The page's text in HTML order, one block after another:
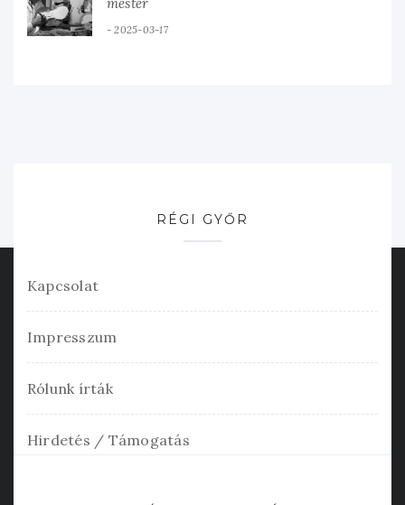
2025-03-17
RÉGI GYŐR
Kapcsolat
Impresszum
Rólunk írták
Hirdetés / Támogatás